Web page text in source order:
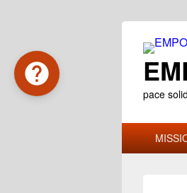
pace
Menu
principale